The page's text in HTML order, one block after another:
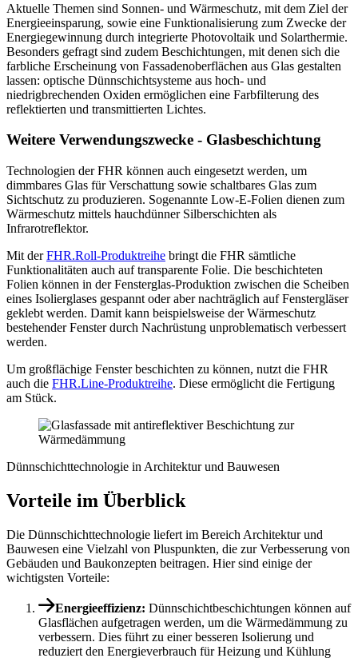
Aktuelle Themen sind Sonnen- und Wärmeschutz, mit dem Ziel der
Energieeinsparung, sowie eine Funktionalisierung zum Zwecke der
Energiegewinnung durch integrierte Photovoltaik und Solarthermie.
Besonders gefragt sind zudem Beschichtungen, mit denen sich die
farbliche Erscheinung von Fassadenoberflächen aus Glas gestalten
lassen: optische Dünnschichtsysteme aus hoch- und
niedrigbrechenden Oxiden ermöglichen eine Farbfilterung des
reflektierten und transmittierten Lichtes.
Weitere Verwendungszwecke - Glasbeschichtung
Technologien der FHR können auch eingesetzt werden, um
dimmbares Glas für Verschattung sowie schaltbares Glas zum
Sichtschutz zu produzieren. Sogenannte Low-E-Folien dienen zum
Wärmeschutz mittels hauchdünner Silberschichten als
Infrarotreflektor.
Mit derFHR.Roll-Produktreihe bringt die FHR sämtliche
Funktionalitäten auch auf transparente Folie. Die beschichteten
Folien können in der Fensterglas-Produktion zwischen die Scheiben
eines Isolierglases gespannt oder aber nachträglich auf Fenstergläser
geklebt werden. Damit kann beispielsweise der Wärmeschutz
bestehender Fenster durch Nachrüstung unproblematisch verbessert
werden.
Um großflächige Fenster beschichten zu können, nutzt die FHR
auch die FHR.Line-Produktreihe. Diese ermöglicht die Fertigung
am Stück.
Dünnschichttechnologie in Architektur und Bauwesen
Vorteile im Überblick
Die Dünnschichttechnologie liefert im Bereich Architektur und
Bauwesen eine Vielzahl von Pluspunkten, die zur Verbesserung von
Gebäuden und Baukonzepten beitragen. Hier sind einige der
wichtigsten Vorteile:
Energieeffizienz: Dünnschichtbeschichtungen können auf
Glasflächen aufgetragen werden, um die Wärmedämmung zu
verbessern. Dies führt zu einer besseren Isolierung und
reduziert den Energieverbrauch für Heizung und Kühlung